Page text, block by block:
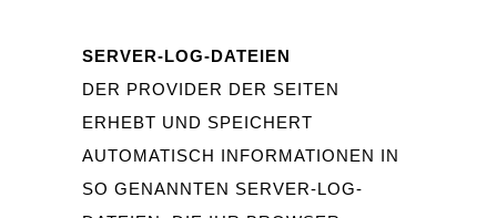
SERVER-LOG-DATEIEN
DER PROVIDER DER SEITEN
ERHEBT UND SPEICHERT
AUTOMATISCH INFORMATIONEN IN
SO GENANNTEN SERVER-LOG-